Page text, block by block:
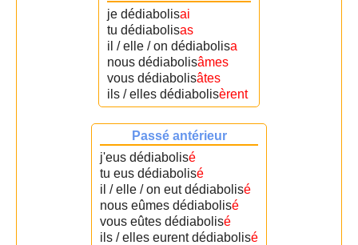
je dédiabolisai
tu dédiabolisas
il / elle / on dédiabolisa
nous dédiabolisâmes
vous dédiabolisâtes
ils / elles dédiabolisèrent
Passé antérieur
j'eus dédiabolisé
tu eus dédiabolisé
il / elle / on eut dédiabolisé
nous eûmes dédiabolisé
vous eûtes dédiabolisé
ils / elles eurent dédiabolisé